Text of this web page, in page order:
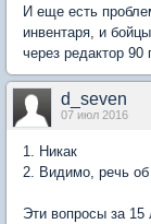
И еще есть
инвентаря, и
через редактор 90
d_seven
07 июл 2016
1. Никак
2. Видимо, речь об
Эти вопросы за 15